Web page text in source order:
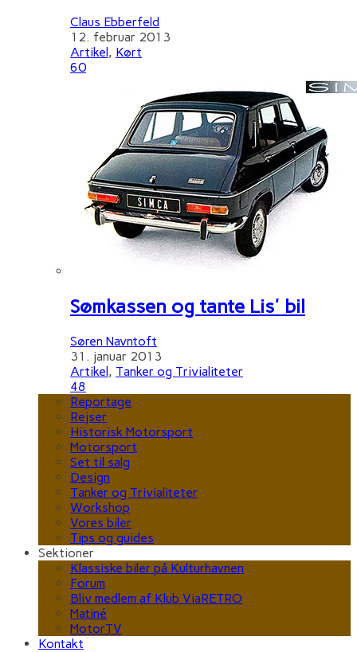
Claus Ebberfeld
12. februar 2013
Artikel, Kørt
60
Sømkassen og tante Lis' bil
Søren Navntoft
31. januar 2013
Artikel, Tanker og Trivialiteter
48
Reportage
Rejser
Historisk Motorsport
Motorsport
Set til salg
Design
Tanker og Trivialiteter
Workshop
Vores biler
Tips og guides
Sektioner
Klassiske biler på Kulturhavnen
Forum
Bliv medlem af Klub ViaRETRO
Matiné
MotorTV
Kontakt